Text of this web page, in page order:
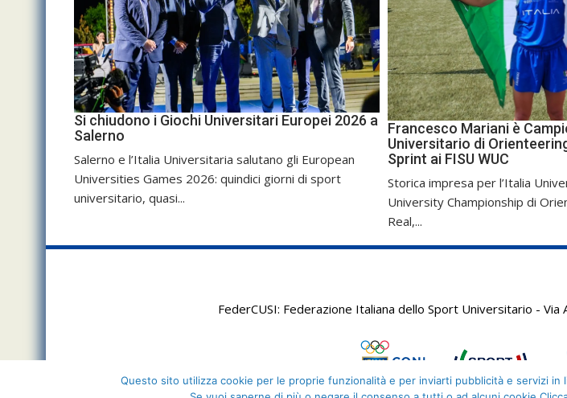
Si chiudono i Giochi Universitari Europei 2026 a
Salerno
Salerno e l’Italia Universitaria salutano gli European
Universities Games 2026: quindici giorni di sport
universitario, quasi...
Francesco Mariani è
Universitario di
Sprint ai FISU WUC
Storica impresa per l’Italia
University Championship di
Real,...
FederCUSI: Federazione Italiana dello Sport Universitario -
Questo sito utilizza cookie per le proprie funzionalità e per inviarti pubblicità e servizi in